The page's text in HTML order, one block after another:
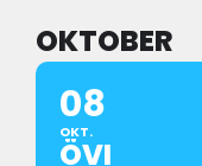
OKTOBER
08
OKT.
ÖVI